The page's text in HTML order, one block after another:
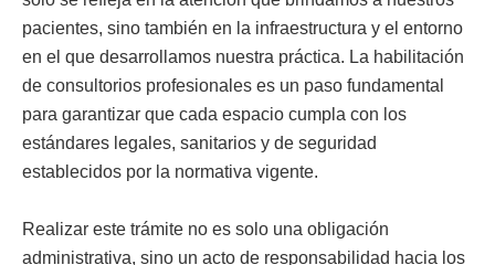
pacientes, sino también en la infraestructura y el entorno
en el que desarrollamos nuestra práctica. La habilitación
de consultorios profesionales es un paso fundamental
para garantizar que cada espacio cumpla con los
estándares legales, sanitarios y de seguridad
establecidos por la normativa vigente.
Realizar este trámite no es solo una obligación
administrativa, sino un acto de responsabilidad hacia los